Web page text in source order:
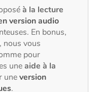
à la lecture
version audio
En bonus,
nous vous
pour
uneaide à la
uneversion
.